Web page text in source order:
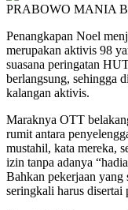
Penangkapan Noel
merupakan aktivis 98
suasana peringatan
berlangsung, sehingga
kalangan aktivis.
Maraknya OTT
rumit antara
mustahil, kata mereka,
izin tanpa adanya
Bahkan pekerjaan yang
seringkali harus disertai